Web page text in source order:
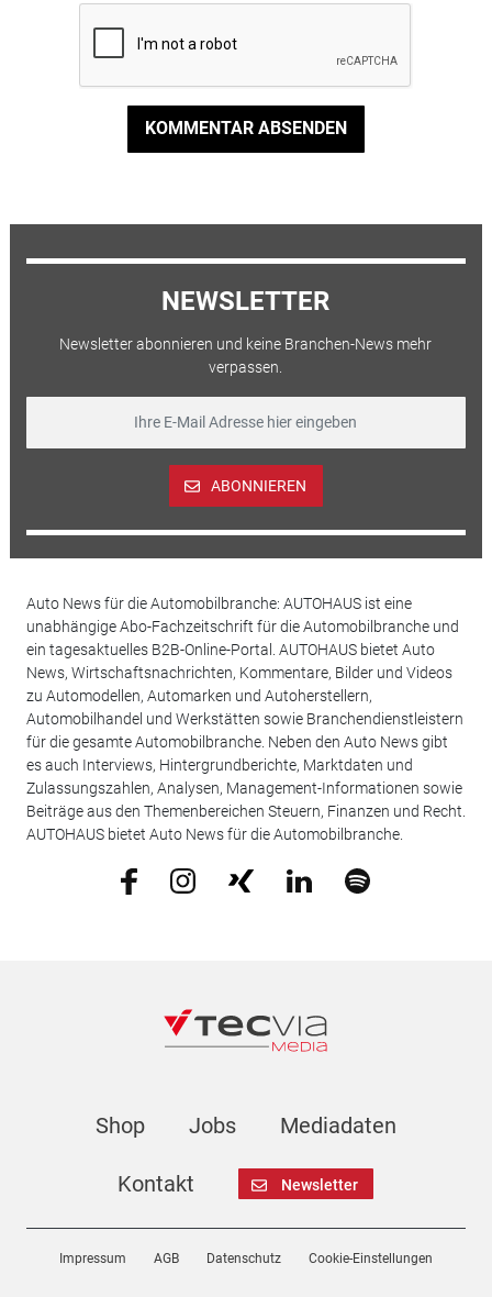
KOMMENTAR ABSENDEN
NEWSLETTER
Newsletter abonnieren und keine Branchen-News mehr
verpassen.
ABONNIEREN
Auto News für die Automobilbranche: AUTOHAUS ist eine
unabhängige Abo-Fachzeitschrift für die Automobilbranche und
ein tagesaktuelles B2B-Online-Portal. AUTOHAUS bietet Auto
News, Wirtschaftsnachrichten, Kommentare, Bilder und Videos
zu Automodellen, Automarken und Autoherstellern,
Automobilhandel und Werkstätten sowie Branchendienstleistern
für die gesamte Automobilbranche. Neben den Auto News gibt
es auch Interviews, Hintergrundberichte, Marktdaten und
Zulassungszahlen, Analysen, Management-Informationen sowie
Beiträge aus den Themenbereichen Steuern, Finanzen und Recht.
AUTOHAUS bietet Auto News für die Automobilbranche.
Shop Jobs Mediadaten
Kontakt Newsletter
Impressum AGB Datenschutz Cookie-Einstellungen